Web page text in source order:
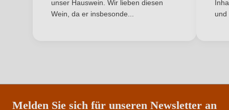
Vegan Ja
unser Hauswein. Wir lieben diesen
Wein, da er insbesonde...
und
Melden Sie sich für unseren Newsletter an